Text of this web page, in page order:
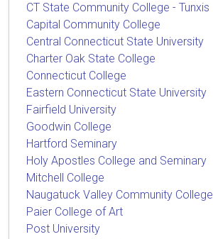
CT State Community College - Tunxis
Capital Community College
Central Connecticut State University
Charter Oak State College
Connecticut College
Eastern Connecticut State University
Fairfield University
Goodwin College
Hartford Seminary
Holy Apostles College and Seminary
Mitchell College
Naugatuck Valley Community College
Paier College of Art
Post University